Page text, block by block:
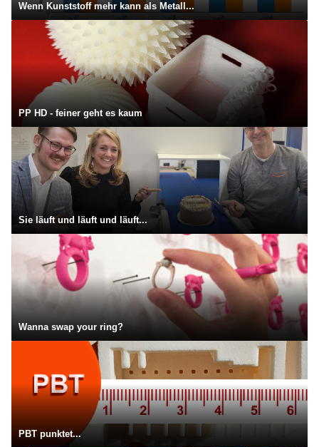
Wenn Kunststoff mehr kann als Metall...
PP HD - feiner geht es kaum
Sie läuft und läuft und läuft...
Wanna swap your ring?
PBT punktet...